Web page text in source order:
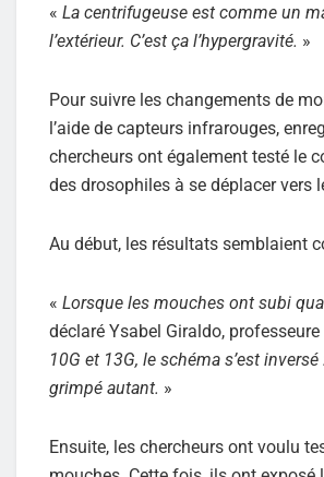
« La centrifugeuse est comme un
l’extérieur. C’est ça l’hypergravité. »
Pour suivre les changements de
l’aide de capteurs infrarouges,
chercheurs ont également testé le
des drosophiles à se déplacer vers
Au début, les résultats semblaient
« Lorsque les mouches ont subi
déclaré Ysabel Giraldo, professeure
10G et 13G, le schéma s’est
grimpé autant. »
Ensuite, les chercheurs ont voulu